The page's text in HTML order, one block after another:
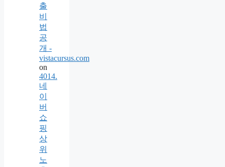
출
비
법
공
개 -
vistacursus.com
on
4014.
네
이
버
쇼
핑
상
위
노